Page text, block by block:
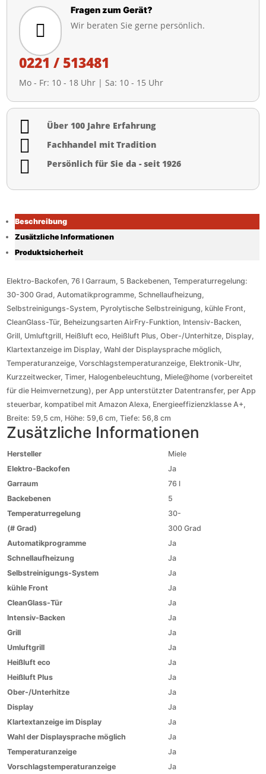

Fragen zum Gerät?
Wir beraten Sie gerne persönlich.
0221 / 513481
Mo - Fr: 10 - 18 Uhr | Sa: 10 - 15 Uhr
 Über 100 Jahre Erfahrung
 Fachhandel mit Tradition
 Persönlich für Sie da - seit 1926
Beschreibung
Zusätzliche Informationen
Produktsicherheit
Elektro-Backofen, 76 l Garraum, 5 Backebenen, Temperaturregelung:
30-300 Grad, Automatikprogramme, Schnellaufheizung,
Selbstreinigungs-System, Pyrolytische Selbstreinigung, kühle Front,
CleanGlass-Tür, Beheizungsarten AirFry-Funktion, Intensiv-Backen,
Grill, Umluftgrill, Heißluft eco, Heißluft Plus, Ober-/Unterhitze, Display,
Klartextanzeige im Display, Wahl der Displaysprache möglich,
Temperaturanzeige, Vorschlagstemperaturanzeige, Elektronik-Uhr,
Kurzzeitwecker, Timer, Halogenbeleuchtung, Miele@home (vorbereitet
für die Heimvernetzung), per App unterstützter Datentransfer, per App
steuerbar, kompatibel mit Amazon Alexa, Energieeffizienzklasse A+,
Breite: 59,5 cm, Höhe: 59,6 cm, Tiefe: 56,8 cm
Zusätzliche Informationen
Hersteller
Miele
Elektro-Backofen
Ja
Garraum
76 l
Backebenen
5
Temperaturregelung
30-
(# Grad)
300 Grad
Automatikprogramme
Ja
Schnellaufheizung
Ja
Selbstreinigungs-System
Ja
kühle Front
Ja
CleanGlass-Tür
Ja
Intensiv-Backen
Ja
Grill
Ja
Umluftgrill
Ja
Heißluft eco
Ja
Heißluft Plus
Ja
Ober-/Unterhitze
Ja
Display
Ja
Klartextanzeige im Display
Ja
Wahl der Displaysprache möglich
Ja
Temperaturanzeige
Ja
Vorschlagstemperaturanzeige
Ja